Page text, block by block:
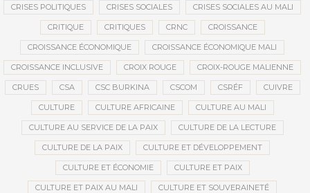
CRISES POLITIQUES CRISES SOCIALES CRISES SOCIALES AU MALI
CRITIQUE CRITIQUES CRNC CROISSANCE
CROISSANCE ÉCONOMIQUE CROISSANCE ÉCONOMIQUE MALI
CROISSANCE INCLUSIVE CROIX ROUGE CROIX-ROUGE MALIENNE
CRUES CSA CSC BURKINA CSCOM CSRÉF CUIVRE
CULTURE CULTURE AFRICAINE CULTURE AU MALI
CULTURE AU SERVICE DE LA PAIX CULTURE DE LA LECTURE
CULTURE DE LA PAIX CULTURE ET DÉVELOPPEMENT
CULTURE ET ÉCONOMIE CULTURE ET PAIX
CULTURE ET PAIX AU MALI CULTURE ET SOUVERAINETÉ